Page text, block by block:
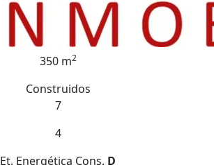
350 m2
Construidos
7
4
Et. Energética Cons. D